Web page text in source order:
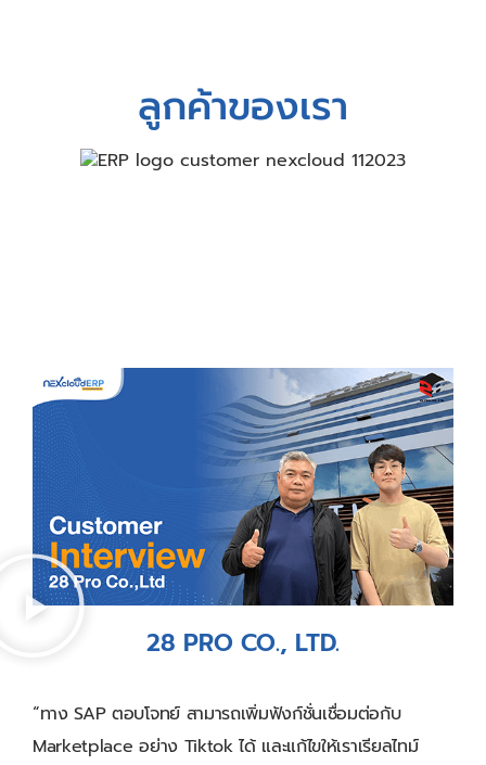
ลูกค้าของเรา
28 PRO CO., LTD.​
“ทาง SAP ตอบโจทย์ สามารถเพิ่มฟังก์ชั่นเชื่อมต่อกับ
Marketplace อย่าง Tiktok ได้ และแก้ไขให้เราเรียลไทม์